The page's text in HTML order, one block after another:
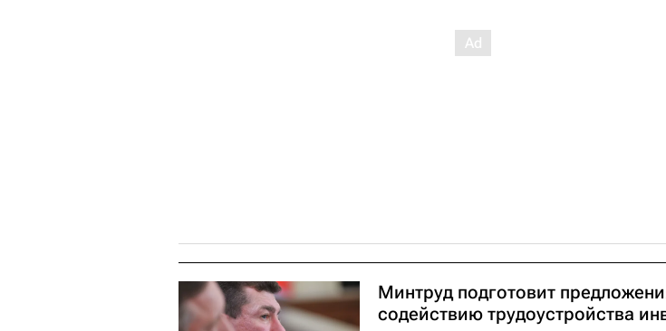
Минтруд подготовит
содействию трудоустройства